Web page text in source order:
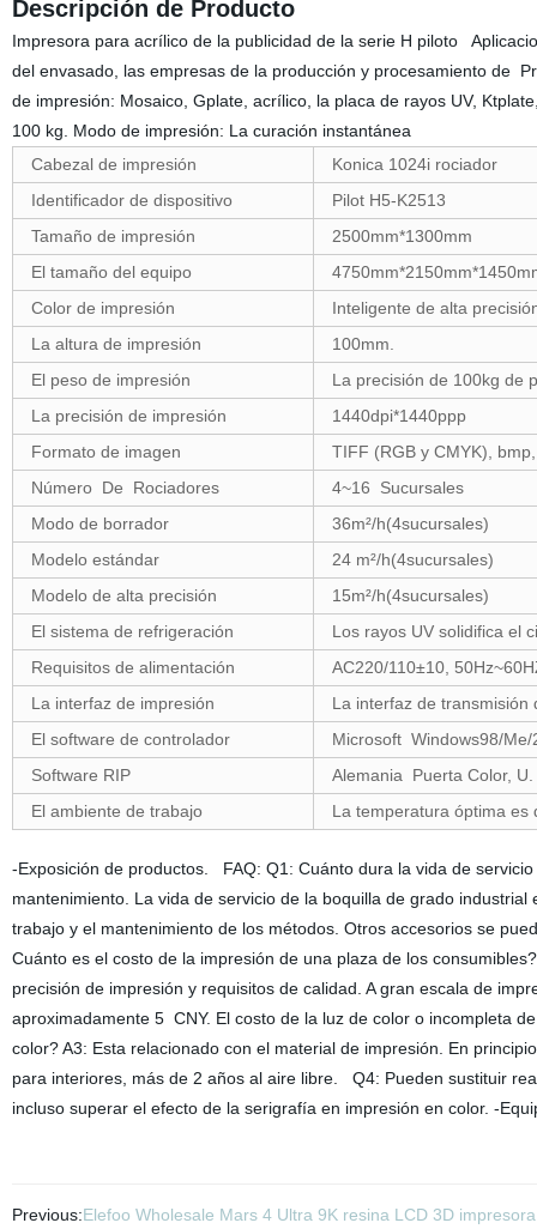
Descripción de Producto
Impresora para acrílico de la publicidad de la serie H piloto
del envasado, las empresas de la producción y procesamiento de
de impresión: Mosaico, Gplate, acrílico, la placa de rayos UV,
100 kg. Modo de impresión: La curación instantánea
Cabezal de impresión
Konica 1024i rociador
Identificador de dispositivo
Pilot H5-K2513
Tamaño de impresión
2500mm*1300mm
El tamaño del equipo
Color de impresión
Inteligente de alta
La altura de impresión
100mm.
El peso de impresión
La precisión de 100kg de
La precisión de impresión
1440dpi*1440ppp
Formato de imagen
TIFF (RGB y CMYK),
Número De Rociadores
4~16 Sucursales
Modo de borrador
36m²/h(4sucursales)
Modelo estándar
24 m²/h(4sucursales)
Modelo de alta precisión
15m²/h(4sucursales)
El sistema de refrigeración
Los rayos UV solidifica el
Requisitos de alimentación
AC220/110±10,
La interfaz de impresión
La interfaz de transmisión
El software de controlador
Microsoft Windows98/Me/
Software RIP
Alemania Puerta Color, U.
El ambiente de trabajo
La temperatura óptima es
-Exposición de productos. FAQ: Q1: Cuánto dura la vida de
mantenimiento. La vida de servicio de la boquilla de grado
trabajo y el mantenimiento de los métodos. Otros accesorios se
Cuánto es el costo de la impresión de una plaza de los
precisión de impresión y requisitos de calidad. A gran escala de
aproximadamente 5 CNY. El costo de la luz de color o incompleta
color? A3: Esta relacionado con el material de impresión. En
para interiores, más de 2 años al aire libre. Q4: Pueden sustituir
incluso superar el efecto de la serigrafía en impresión en color. -
Previous:Elefoo Wholesale Mars 4 Ultra 9K resina LCD 3D